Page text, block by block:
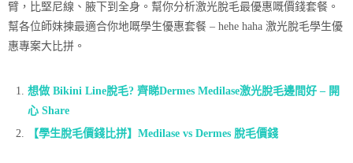
臂，比堅尼線、腋下到全身。幫你分析激光脫毛最優惠嘅價錢套餐。
幫各位師妹揀最適合你地嘅學生優惠套餐 – hehe haha 激光脫毛學生優
惠專案大比拼。
想做 Bikini Line脫毛? 齊睇Dermes Medilase激光脫毛邊間好 – 開
心 Share
【學生脫毛價錢比拼】Medilase vs Dermes 脫毛價錢